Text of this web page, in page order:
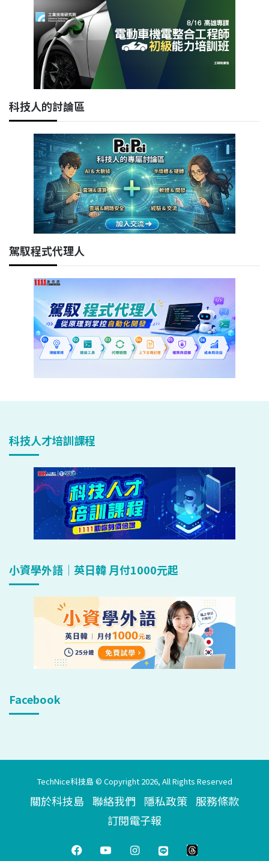
科技人的討論區
駕馭程式代理人
科技人才培訓課程
小資學外語｜英日韓 月付1000元起
Facebook
TechNice科技島 © Copyright 2026, All Rights Reserved
關於科技島 聯絡我們 隱私政策 服務條款
訂閱電子報